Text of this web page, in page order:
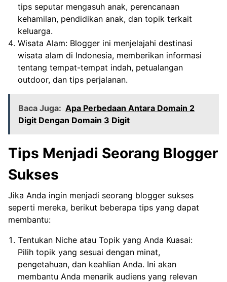
tips seputar mengasuh anak, perencanaan
kehamilan, pendidikan anak, dan topik terkait
keluarga.
Wisata Alam: Blogger ini menjelajahi destinasi
wisata alam di Indonesia, memberikan informasi
tentang tempat-tempat indah, petualangan
outdoor, dan tips perjalanan.
Baca Juga: Apa Perbedaan Antara Domain 2
Digit Dengan Domain 3 Digit
Tips Menjadi Seorang Blogger
Sukses
Jika Anda ingin menjadi seorang blogger sukses
seperti mereka, berikut beberapa tips yang dapat
membantu:
Tentukan Niche atau Topik yang Anda Kuasai:
Pilih topik yang sesuai dengan minat,
pengetahuan, dan keahlian Anda. Ini akan
membantu Anda menarik audiens yang relevan